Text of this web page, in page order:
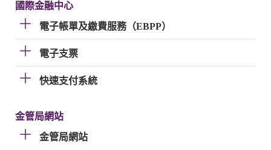
國際金融中心
電子帳單及繳費服務（EBPP）
電子支票
快速支付系統
金管局網站
金管局網站